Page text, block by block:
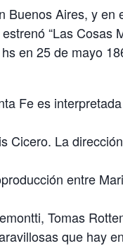
Buenos Aires, y
“Las Cosas
en 25 de mayo
Fe es
Cicero. La
entre
Tomas
que hay